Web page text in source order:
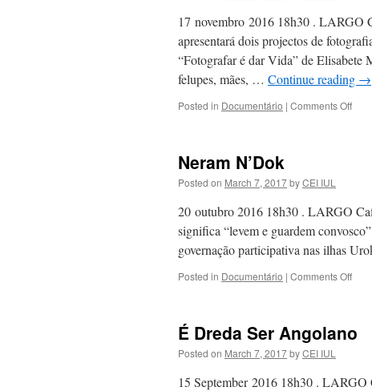
17 novembro 2016 18h30 . LARGO
apresentará dois projectos de
“Fotografar é dar Vida” de Elisabete
felupes, mães, … Continue reading →
Posted in Documentário | Comments Offon
de
Neram N’Dok
Posted on March 7, 2017byCEI IUL
20 outubro 2016 18h30 . LARGO
significa “levem e guardem
governação participativa nas ilhas
Posted in Documentário | Comments Offon
É Dreda Ser Angolano
Posted on March 7, 2017byCEI IUL
15 September 2016 18h30 .